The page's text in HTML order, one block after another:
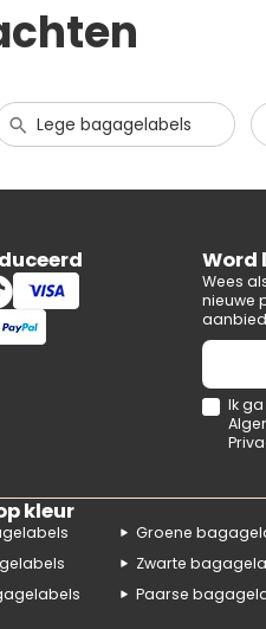
Lege bagagelabels
Word
Wees
nieuwe
Ik
kleur
Groene
Zwarte
Paarse